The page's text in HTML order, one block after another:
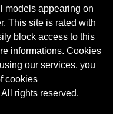
models appearing on
This site is rated with
block access to this
informations. Cookies
our services, you
cookies
rights reserved.